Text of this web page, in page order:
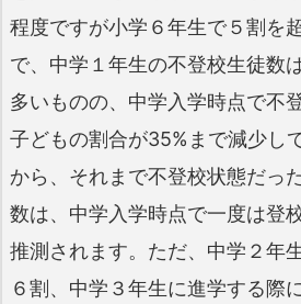
程度ですが小学６年生で５割を
で、中学１年生の不登校生徒数
多いものの、中学入学時点で不
子どもの割合が35%まで減少し
から、それまで不登校状態だっ
数は、中学入学時点で一度は登
推測されます。ただ、中学２年
６割、中学３年生に進学する際